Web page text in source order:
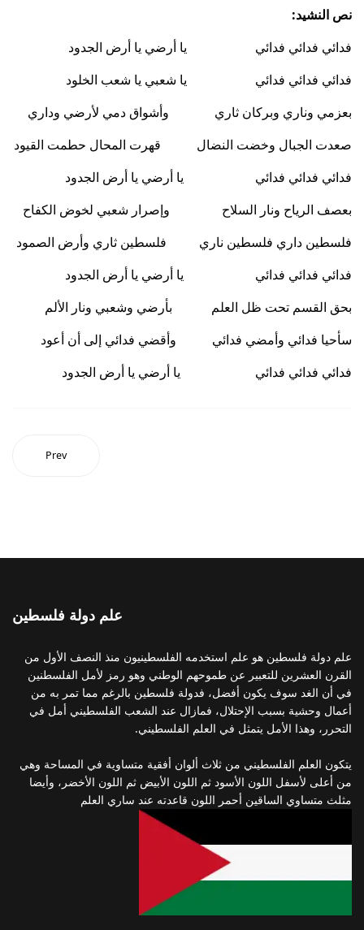
نص النشيد:
فدائي فدائي فدائي يا أرضي يا أرض الجدود
فدائي فدائي فدائي يا شعبي يا شعب الخلود
بعزمي وناري وبركان ثاري وأشواق دمي لأرضي وداري
صعدت الجبال وخضت النضال قهرت المحال حطمت القيود
فدائي فدائي فدائي يا أرضي يا أرض الجدود
بعصف الرياح ونار السلاح وإصرار شعبي لخوض الكفاح
فلسطين داري فلسطين ناري فلسطين ثاري وأرض الصمود
فدائي فدائي فدائي يا أرضي يا أرض الجدود
بحق القسم تحت ظل العلم بأرضي وشعبي ونار الألم
سأحيا فدائي وأمضي فدائي وأقضي فدائي إلى أن أعود
فدائي فدائي فدائي يا أرضي يا أرض الجدود
Prev
علم دولة فلسطين
علم دولة فلسطين هو علم استخدمه الفلسطينيون منذ النصف الأول من
القرن العشرين للتعبير عن طموحهم الوطني وهو رمز لأمل الفلسطنين
في أن الغد سوف يكون أفضل، فدولة فلسطين بالرغم مما تمر به من
أعمال وحشية بسبب الإحتلال، فمازال عند الشعب الفلسطيني أمل في
التحرر، وهذا الأمل يتمثل في العلم الفلسطيني.
يتكون العلم الفلسطيني من ثلاث ألوان أفقية متساوية في المساحة وهي
من أعلى لأسفل اللون الأسود ثم اللون الأبيض ثم اللون الأخضر، وأيضا
مثلث متساوي الساقين أحمر اللون قاعدته عند ساري العلم